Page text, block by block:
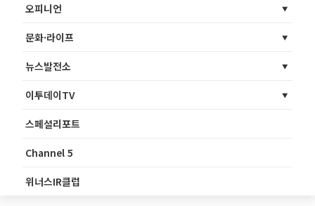
오피니언
문화·라이프
뉴스발전소
이투데이TV
스페셜리포트
Channel 5
위너스IR클럽